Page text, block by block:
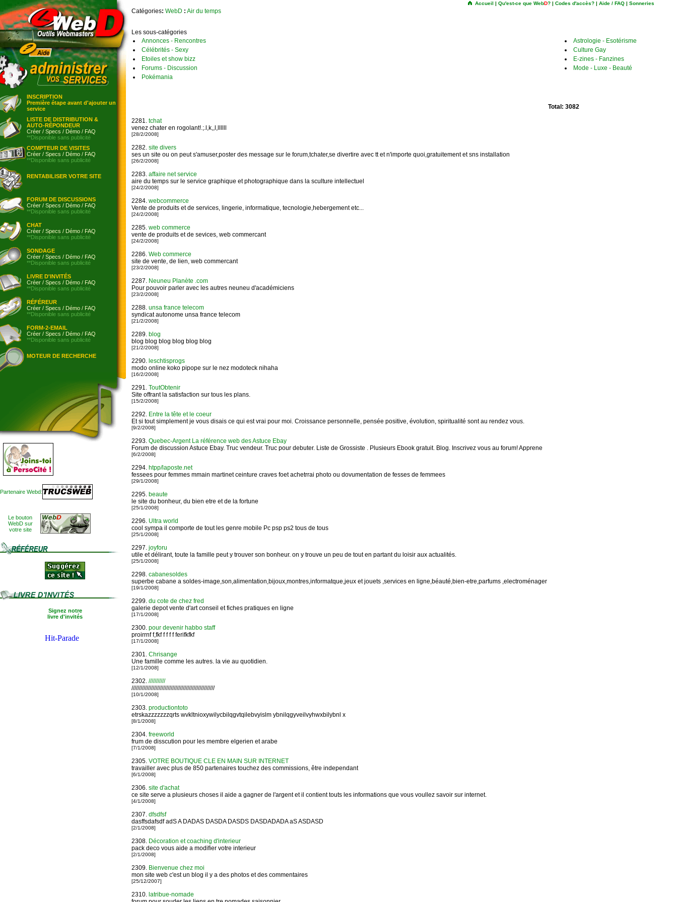
INSCRIPTION
Première étape avant d'ajouter un
service
LISTE DE DISTRIBUTION &
AUTO-RÉPONDEUR
Créer / Specs / Démo / FAQ
**Disponible sans publicité
COMPTEUR DE VISITES
Créer / Specs / Démo / FAQ
**Disponible sans publicité
RENTABILISER VOTRE SITE
FORUM DE DISCUSSIONS
Créer / Specs / Démo / FAQ
**Disponible sans publicité
CHAT
Créer / Specs / Démo / FAQ
**Disponible sans publicité
SONDAGE
Créer / Specs / Démo / FAQ
**Disponible sans publicité
LIVRE D'INVITÉS
Créer / Specs / Démo / FAQ
**Disponible sans publicité
RÉFÉREUR
Créer / Specs / Démo / FAQ
**Disponible sans publicité
FORM-2-EMAIL
Créer / Specs / Démo / FAQ
**Disponible sans publicité
MOTEUR DE RECHERCHE
Partenaire Webd:
Le bouton
WebD sur
votre site
Signez notre
livre d'invités
Accueil | Qu'est-ce que WebD?| Codes d'accès?| Aide / FAQ| Sonneries
Catégories: WebD : Air du temps
Les sous-catégories
Annonces - Rencontres
Astrologie - Esotérisme
Célébrités - Sexy
Culture Gay
Etoiles et show bizz
E-zines - Fanzines
Forums - Discussion
Mode - Luxe - Beauté
Pokémania
Total: 3082
2281. tchat
venez chater en rogolant!.;.l,k,,l,llllll
[28/2/2008]
2282. site divers
ses un site ou on peut s'amuser,poster des message sur le forum,tchater,se divertire avec tt et n'importe quoi,gratuitement et sns installation
[26/2/2008]
2283. affaire net service
aire du temps sur le service graphique et photographique dans la sculture intellectuel
[24/2/2008]
2284. webcommerce
Vente de produits et de services, lingerie, informatique, tecnologie,hebergement etc...
[24/2/2008]
2285. web commerce
vente de produits et de sevices, web commercant
[24/2/2008]
2286. Web commerce
site de vente, de lien, web commercant
[23/2/2008]
2287. Neuneu Planète .com
Pour pouvoir parler avec les autres neuneu d'académiciens
[23/2/2008]
2288. unsa france telecom
syndicat autonome unsa france telecom
[21/2/2008]
2289. blog
blog blog blog blog blog blog
[21/2/2008]
2290. leschtisprogs
modo online koko pipope sur le nez modoteck nihaha
[16/2/2008]
2291. ToutObtenir
Site offrant la satisfaction sur tous les plans.
[15/2/2008]
2292. Entre la tête et le coeur
Et si tout simplement je vous disais ce qui est vrai pour moi. Croissance personnelle, pensée positive, évolution, spiritualité sont au rendez vous.
[9/2/2008]
2293. Quebec-Argent La référence web des Astuce Ebay
Forum de discussion Astuce Ebay. Truc vendeur. Truc pour debuter. Liste de Grossiste . Plusieurs Ebook gratuit. Blog. Inscrivez vous au forum! Apprene
[6/2/2008]
2294. htpp/laposte.net
fessees pour femmes mmain martinet ceinture craves foet achetrrai photo ou dovumentation de fesses de femmees
[29/1/2008]
2295. beaute
le site du bonheur, du bien etre et de la fortune
[25/1/2008]
2296. Ultra world
cool sympa il comporte de tout les genre mobile Pc psp ps2 tous de tous
[25/1/2008]
2297. joyforu
utile et délirant, toute la famille peut y trouver son bonheur. on y trouve un peu de tout en partant du loisir aux actualités.
[25/1/2008]
2298. cabanesoldes
superbe cabane a soldes-image,son,alimentation,bijoux,montres,informatque,jeux et jouets ,services en ligne,béauté,bien-etre,parfums ,electroménager
[19/1/2008]
2299. du cote de chez fred
galerie depot vente d'art conseil et fiches pratiques en ligne
[17/1/2008]
2300. pour devenir habbo staff
proirrnf f,fkf f f f f ferifkfkf
[17/1/2008]
2301. Chrisange
Une famille comme les autres. la vie au quotidien.
[12/1/2008]
2302. ///////////
///////////////////////////////////////////////////////
[10/1/2008]
2303. productiontoto
etrskazzzzzzzqrts wvkltnioxywilycbilqgvtqilebvyislm ybnilqgyveilvyhwxbilybnl x
[8/1/2008]
2304. freeworld
frum de disscution pour les membre elgerien et arabe
[7/1/2008]
2305. VOTRE BOUTIQUE CLE EN MAIN SUR INTERNET
travailler avec plus de 850 partenaires touchez des commissions, être independant
[6/1/2008]
2306. site d'achat
ce site serve a plusieurs choses il aide a gagner de l'argent et il contient touts les informations que vous voullez savoir sur internet.
[4/1/2008]
2307. dfsdfsf
dasffsdafsdf adS A DADAS DASDA DASDS DASDADADA aS ASDASD
[2/1/2008]
2308. Décoration et coaching d'interieur
pack deco vous aide a modifier votre interieur
[2/1/2008]
2309. Bienvenue chez moi
mon site web c'est un blog il y a des photos et des commentaires
[25/12/2007]
2310. latribue-nomade